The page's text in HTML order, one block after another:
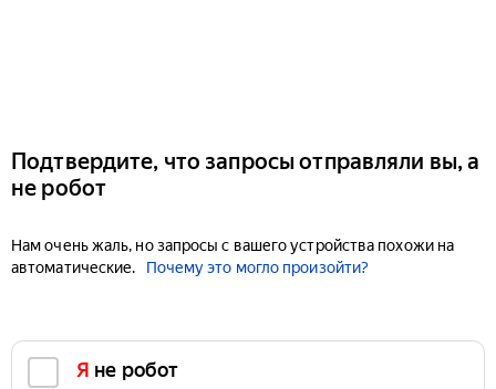
Подтвердите, что запросы отправляли вы, а
не робот
Нам очень жаль, но запросы с вашего устройства похожи на
автоматические.
Почему это могло произойти?
Я не робот